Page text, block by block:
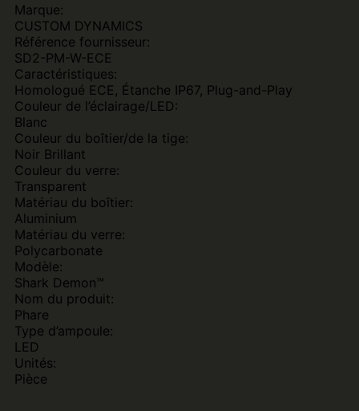
Marque:
CUSTOM DYNAMICS
Référence fournisseur:
SD2-PM-W-ECE
Caractéristiques:
Homologué ECE, Étanche IP67, Plug-and-Play
Couleur de l’éclairage/LED:
Blanc
Couleur du boîtier/de la tige:
Noir Brillant
Couleur du verre:
Transparent
Matériau du boîtier:
Aluminium
Matériau du verre:
Polycarbonate
Modèle:
Shark Demon™
Nom du produit:
Phare
Type d’ampoule:
LED
Unités:
Pièce